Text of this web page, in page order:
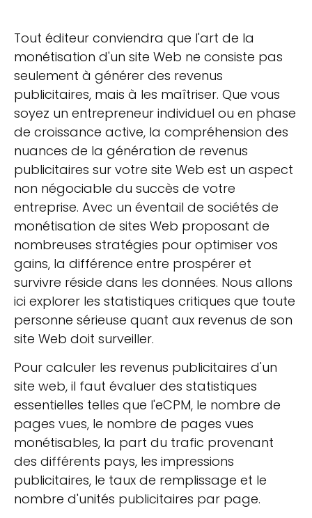
Tout éditeur conviendra que l'art de la
monétisation d'un site Web ne consiste pas
seulement à générer des revenus
publicitaires, mais à les maîtriser. Que vous
soyez un entrepreneur individuel ou en phase
de croissance active, la compréhension des
nuances de la génération de revenus
publicitaires sur votre site Web est un aspect
non négociable du succès de votre
entreprise. Avec un éventail de sociétés de
monétisation de sites Web proposant de
nombreuses stratégies pour optimiser vos
gains, la différence entre prospérer et
survivre réside dans les données. Nous allons
ici explorer les statistiques critiques que toute
personne sérieuse quant aux revenus de son
site Web doit surveiller.
Pour calculer les revenus publicitaires d'un
site web, il faut évaluer des statistiques
essentielles telles que l'eCPM, le nombre de
pages vues, le nombre de pages vues
monétisables, la part du trafic provenant
des différents pays, les impressions
publicitaires, le taux de remplissage et le
nombre d'unités publicitaires par page.